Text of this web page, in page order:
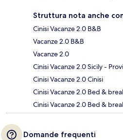
Struttura nota anche
Cinisi Vacanze 2.0 B&B
Vacanze 2.0 B&B
Vacanze 2.0
Cinisi Vacanze 2.0 Sicily -
Cinisi Vacanze 2.0 Cinisi
Cinisi Vacanze 2.0 Bed &
Cinisi Vacanze 2.0 Bed &
Domande frequenti